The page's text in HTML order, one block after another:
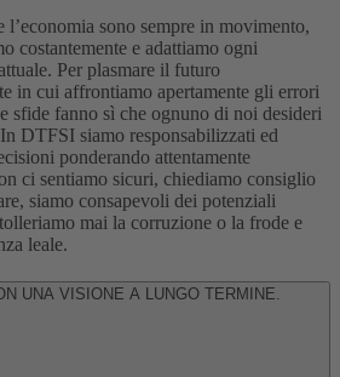
l’economia sono sempre in movimento,
costantemente e adattiamo ogni
Per plasmare il futuro
in cui affrontiamo apertamente gli errori
sfide fanno sì che ognuno di noi desideri
DTFSI siamo responsabilizzati ed
ponderando attentamente
ci sentiamo sicuri, chiediamo consiglio
siamo consapevoli dei potenziali
mai la corruzione o la frode e
leale.
UNA VISIONE A LUNGO TERMINE.